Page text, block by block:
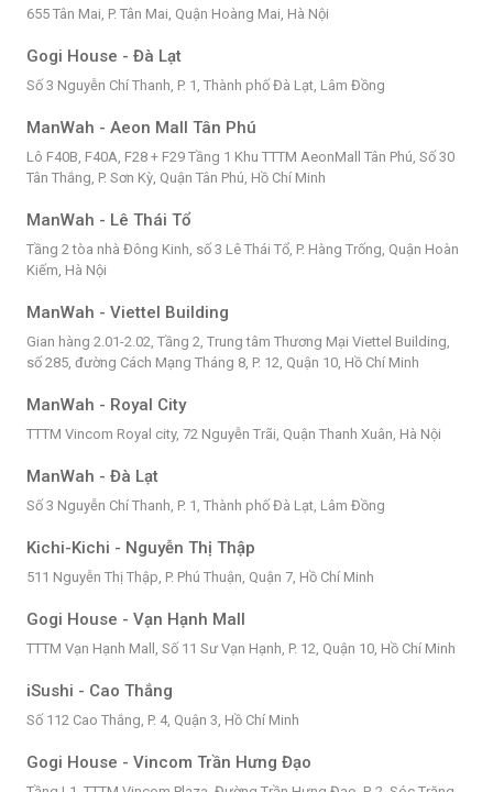
655 Tân Mai, P. Tân Mai, Quận Hoàng Mai, Hà Nội
Gogi House - Đà Lạt
Số 3 Nguyễn Chí Thanh, P. 1, Thành phố Đà Lạt, Lâm Đồng
ManWah - Aeon Mall Tân Phú
Lô F40B, F40A, F28 + F29 Tầng 1 Khu TTTM AeonMall Tân Phú, Số 30
Tân Thắng, P. Sơn Kỳ, Quận Tân Phú, Hồ Chí Minh
ManWah - Lê Thái Tổ
Tầng 2 tòa nhà Đông Kinh, số 3 Lê Thái Tổ, P. Hàng Trống, Quận Hoàn
Kiếm, Hà Nội
ManWah - Viettel Building
Gian hàng 2.01-2.02, Tầng 2, Trung tâm Thương Mại Viettel Building,
số 285, đường Cách Mạng Tháng 8, P. 12, Quận 10, Hồ Chí Minh
ManWah - Royal City
TTTM Vincom Royal city, 72 Nguyễn Trãi, Quận Thanh Xuân, Hà Nội
ManWah - Đà Lạt
Số 3 Nguyễn Chí Thanh, P. 1, Thành phố Đà Lạt, Lâm Đồng
Kichi-Kichi - Nguyễn Thị Thập
511 Nguyễn Thị Thập, P. Phú Thuận, Quận 7, Hồ Chí Minh
Gogi House - Vạn Hạnh Mall
TTTM Vạn Hạnh Mall, Số 11 Sư Vạn Hạnh, P. 12, Quận 10, Hồ Chí Minh
iSushi - Cao Thắng
Số 112 Cao Thắng, P. 4, Quận 3, Hồ Chí Minh
Gogi House - Vincom Trần Hưng Đạo